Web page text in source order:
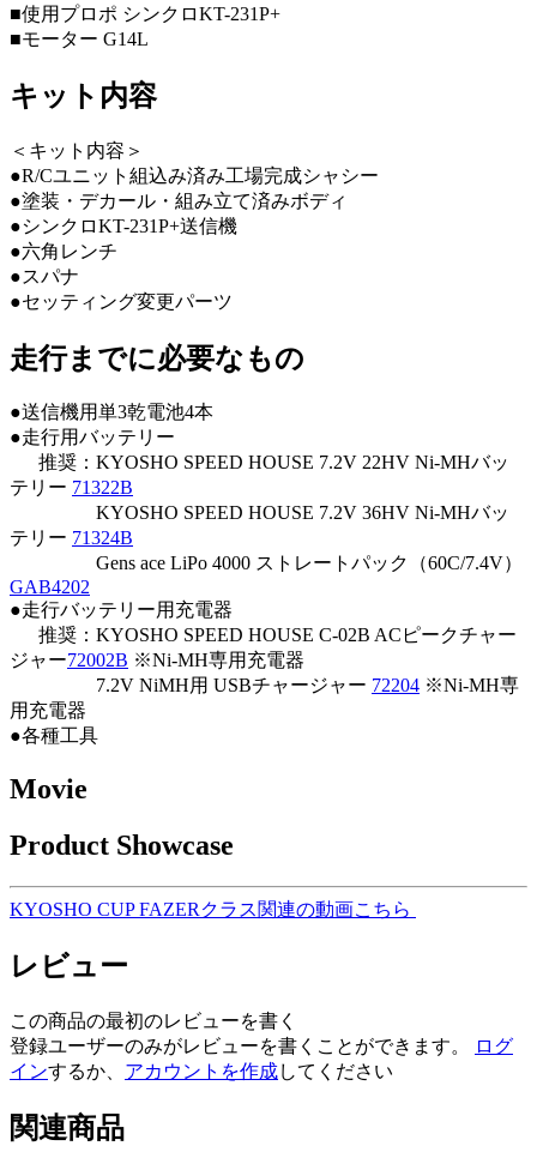
■使用プロポ シンクロKT-231P+
■モーター G14L
キット内容
＜キット内容＞
●R/Cユニット組込み済み工場完成シャシー
●塗装・デカール・組み立て済みボディ
●シンクロKT-231P+送信機
●六角レンチ
●スパナ
●セッティング変更パーツ
走行までに必要なもの
●送信機用単3乾電池4本
●走行用バッテリー
推奨：KYOSHO SPEED HOUSE 7.2V 22HV Ni-MHバッ
テリー 71322B
KYOSHO SPEED HOUSE 7.2V 36HV Ni-MHバッ
テリー 71324B
Gens ace LiPo 4000 ストレートパック（60C/7.4V）
GAB4202
●走行バッテリー用充電器
推奨：KYOSHO SPEED HOUSE C-02B ACピークチャー
ジャー72002B ※Ni-MH専用充電器
7.2V NiMH用 USBチャージャー 72204 ※Ni-MH専
用充電器
●各種工具
Movie
Product Showcase
KYOSHO CUP FAZERクラス関連の動画こちら
レビュー
この商品の最初のレビューを書く
登録ユーザーのみがレビューを書くことができます。
ログ
インするか、 アカウントを作成してください
関連商品